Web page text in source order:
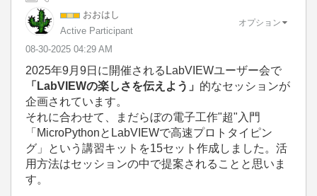
おおはし
Active Participant
‎08-30-2025 04:29 AM
オプション
2025年9月9日に開催されるLabVIEWユーザー会で
「LabVIEWの楽しさを伝えよう」 的なセッションが
企画されています。
それに合わせて、まだらぼの電子工作"超"入門
「MicroPythonとLabVIEWで高速プロトタイピン
グ」という講習キットを15セット作成しました。活
用方法はセッションの中で提案されることと思いま
す。